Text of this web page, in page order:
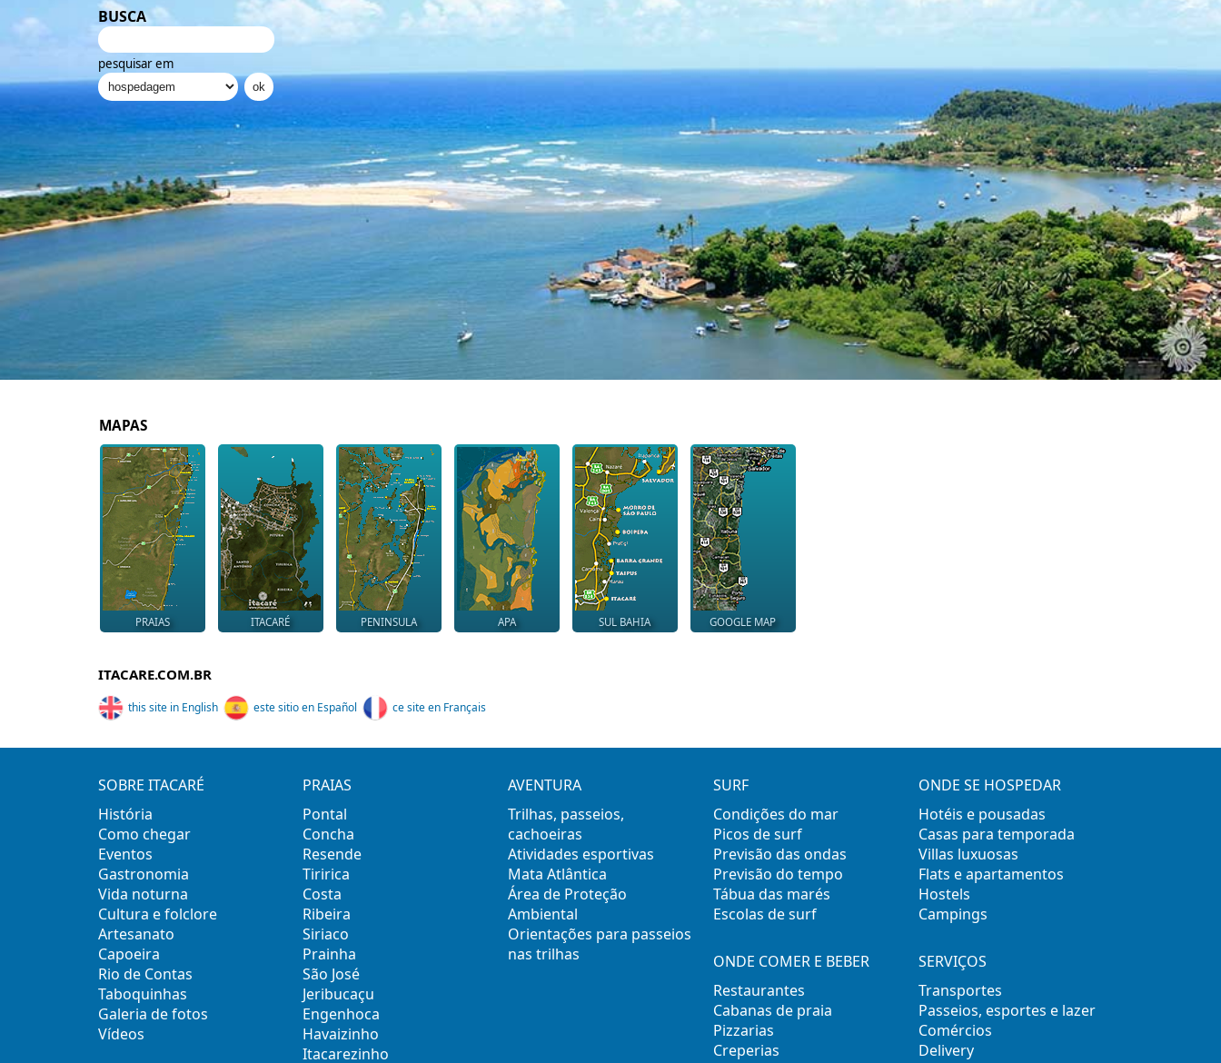
BUSCA
pesquisar em
MAPAS
PRAIAS ITACARÉ PENINSULA APA SUL BAHIA GOOGLE MAP
ITACARE.COM.BR
this site in English este sitio en Español ce site en Français
SOBRE ITACARÉ
História
Como chegar
Eventos
Gastronomia
Vida noturna
Cultura e folclore
Artesanato
Capoeira
Rio de Contas
Taboquinhas
Galeria de fotos
Vídeos
PRAIAS
Pontal
Concha
Resende
Tiririca
Costa
Ribeira
Siriaco
Prainha
São José
Jeribucaçu
Engenhoca
Havaizinho
Itacarezinho
AVENTURA
Trilhas, passeios,
cachoeiras
Atividades esportivas
Mata Atlântica
Área de Proteção
Ambiental
Orientações para passeios
nas trilhas
SURF
Condições do mar
Picos de surf
Previsão das ondas
Previsão do tempo
Tábua das marés
Escolas de surf
ONDE SE HOSPEDAR
Hotéis e pousadas
Casas para temporada
Villas luxuosas
Flats e apartamentos
Hostels
Campings
ONDE COMER E BEBER
Restaurantes
Cabanas de praia
Pizzarias
Creperias
SERVIÇOS
Transportes
Passeios, esportes e lazer
Comércios
Delivery